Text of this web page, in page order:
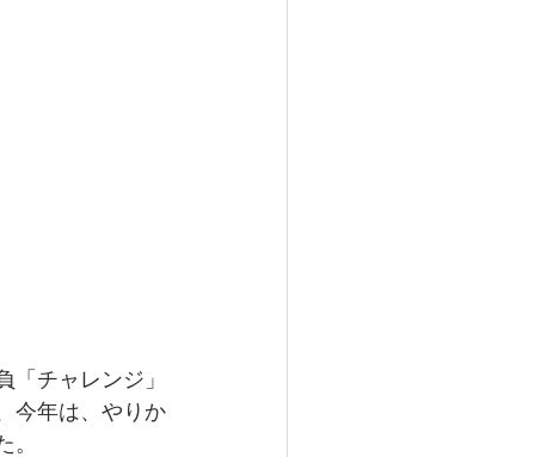
チャレンジ」
今年は、やりか